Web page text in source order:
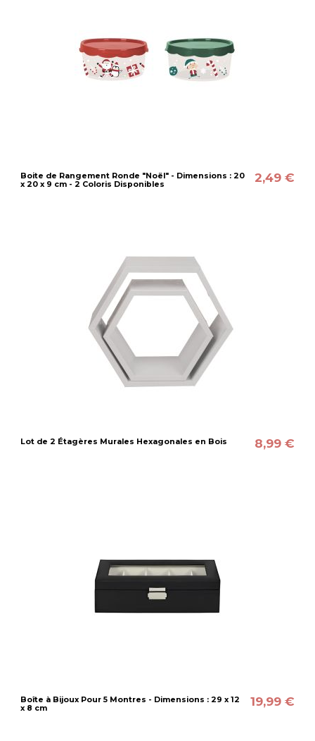
Boite de Rangement Ronde "Noël" - Dimensions : 20
x 20 x 9 cm - 2 Coloris Disponibles
2,49 €
Lot de 2 Étagères Murales Hexagonales en Bois 8,99 €
Boîte à Bijoux Pour 5 Montres - Dimensions : 29 x 12
x 8 cm
19,99 €